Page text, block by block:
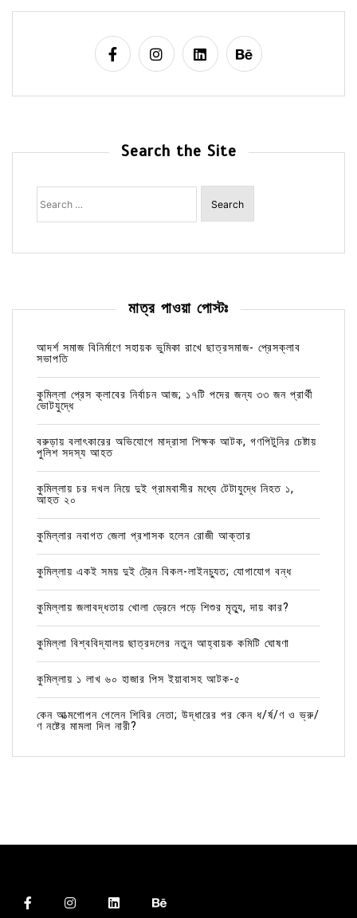
Search the Site
Search
for:
মাত্র পাওয়া পোস্টঃ
আদর্শ সমাজ বিনির্মাণে সহায়ক ভুমিকা রাখে ছাত্রসমাজ- প্রেসক্লাব
সভাপতি
কুমিল্লা প্রেস ক্লাবের নির্বাচন আজ; ১৭টি পদের জন্য ৩৩ জন প্রার্থী
ভোটযুদ্ধে
বরুড়ায় বলাৎকারের অভিযোগে মাদ্রাসা শিক্ষক আটক, গণপিটুনির চেষ্টায়
পুলিশ সদস্য আহত
কুমিল্লায় চর দখল নিয়ে দুই গ্রামবাসীর মধ্যে টেটাযুদ্ধে নিহত ১,
আহত ২০
কুমিল্লার নবাগত জেলা প্রশাসক হলেন রোজী আক্তার
কুমিল্লায় একই সময় দুই ট্রেন বিকল-লাইনচ্যুত; যোগাযোগ বন্ধ
কুমিল্লায় জলাবদ্ধতায় খোলা ড্রেনে পড়ে শিশুর মৃত্যু, দায় কার?
কুমিল্লা বিশ্ববিদ্যালয় ছাত্রদলের নতুন আহ্বায়ক কমিটি ঘোষণা
কুমিল্লায় ১ লাখ ৬০ হাজার পিস ইয়াবাসহ আটক-৫
কেন আত্মগোপন গেলেন শিবির নেতা; উদ্ধারের পর কেন ধ/র্ষ/ণ ও ভ্রু/
ণ নষ্টের মামলা দিল নারী?